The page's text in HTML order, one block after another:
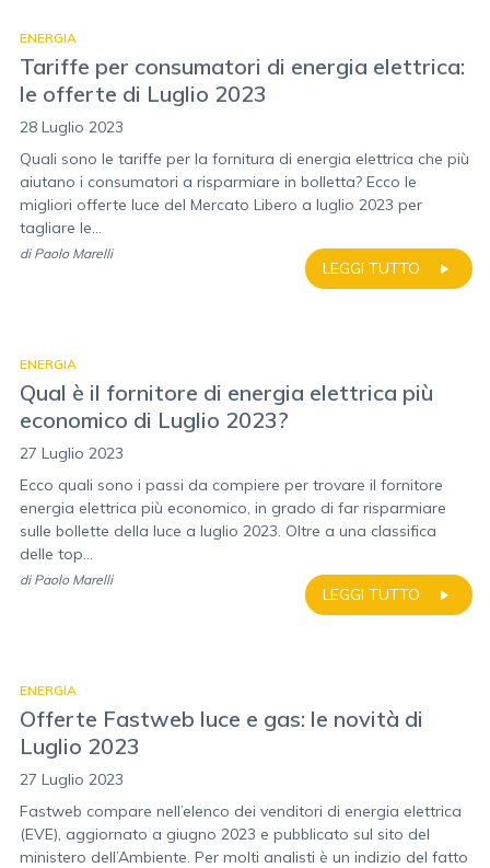
ENERGIA
Tariffe per consumatori di energia elettrica:
le offerte di Luglio 2023
28 Luglio 2023
Quali sono le tariffe per la fornitura di energia elettrica che più
aiutano i consumatori a risparmiare in bolletta? Ecco le
migliori offerte luce del Mercato Libero a luglio 2023 per
tagliare le...
LEGGI TUTTO
di Paolo Marelli
ENERGIA
Qual è il fornitore di energia elettrica più
economico di Luglio 2023?
27 Luglio 2023
Ecco quali sono i passi da compiere per trovare il fornitore
energia elettrica più economico, in grado di far risparmiare
sulle bollette della luce a luglio 2023. Oltre a una classifica
delle top...
LEGGI TUTTO
di Paolo Marelli
ENERGIA
Offerte Fastweb luce e gas: le novità di
Luglio 2023
27 Luglio 2023
Fastweb compare nell’elenco dei venditori di energia elettrica
(EVE), aggiornato a giugno 2023 e pubblicato sul sito del
ministero dell’Ambiente. Per molti analisti è un indizio del fatto